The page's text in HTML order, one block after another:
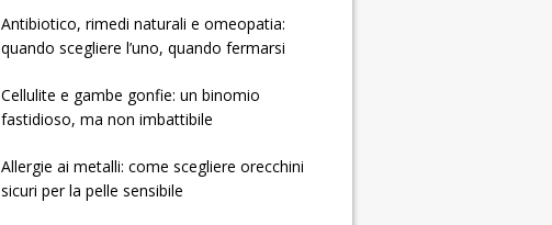
Antibiotico, rimedi naturali e omeopatia:
quando scegliere l’uno, quando fermarsi
Cellulite e gambe gonfie: un binomio
fastidioso, ma non imbattibile
Allergie ai metalli: come scegliere orecchini
sicuri per la pelle sensibile